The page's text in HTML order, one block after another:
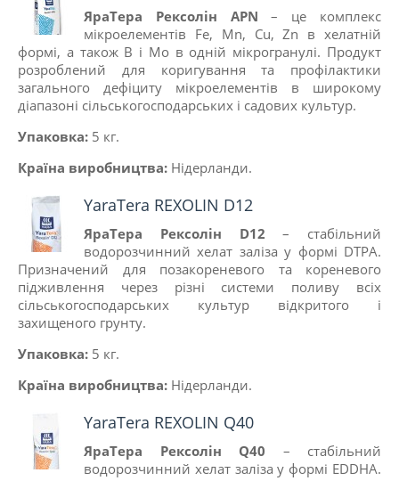
ЯраТера Рексолін APN – це комплекс
мікроелементів Fe, Mn, Cu, Zn в хелатній
формі, а також B і Mo в одній мікрогранулі. Продукт
розроблений для коригування та профілактики
загального дефіциту мікроелементів в широкому
діапазоні сільськогосподарських і садових культур.
Упаковка: 5 кг.
Країна виробництва: Нiдерланди.
YaraTera REXOLIN D12
ЯраТера Рексолін D12 – стабільний
водорозчинний хелат заліза у формі DTPA.
Призначений для позакореневого та кореневого
підживлення через різні системи поливу всіх
сільськогосподарських культур відкритого і
захищеного грунту.
Упаковка: 5 кг.
Країна виробництва: Нiдерланди.
YaraTera REXOLIN Q40
ЯраТера Рексолін Q40 – стабільний
водорозчинний хелат заліза у формі EDDHA.